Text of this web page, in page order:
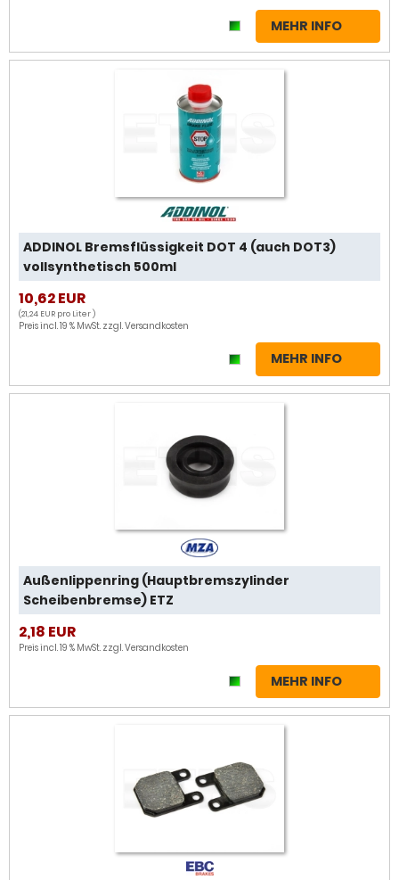
MEHR INFO
ADDINOL Bremsflüssigkeit DOT 4 (auch DOT3)
vollsynthetisch 500ml
10,62 EUR
(21,24 EUR pro Liter )
Preis incl. 19 % MwSt. zzgl.Versandkosten
MEHR INFO
Außenlippenring (Hauptbremszylinder
Scheibenbremse) ETZ
2,18 EUR
Preis incl. 19 % MwSt. zzgl.Versandkosten
MEHR INFO